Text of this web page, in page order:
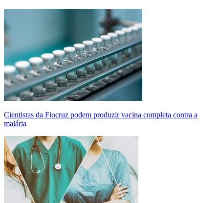
Cientistas da Fiocruz podem produzir vacina completa contra a
malária